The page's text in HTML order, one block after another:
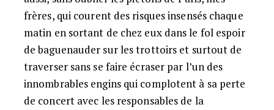
frères, qui courent des risques insensés chaque
matin en sortant de chez eux dans le fol espoir
de baguenauder sur les trottoirs et surtout de
traverser sans se faire écraser par l’un des
innombrables engins qui complotent à sa perte
de concert avec les responsables de la